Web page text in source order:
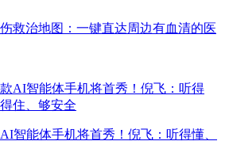
救治地图：一键直达周边有血清的医
智能体手机将首秀！倪飞：听得懂、